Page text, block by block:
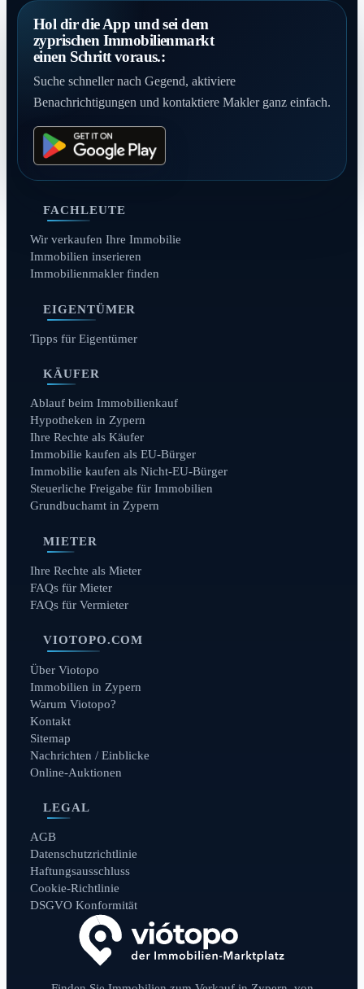
Hol dir die App und sei dem
zyprischen Immobilienmarkt
einen Schritt voraus.:
Suche schneller nach Gegend, aktiviere
Benachrichtigungen und kontaktiere Makler ganz einfach.
FACHLEUTE
Wir verkaufen Ihre Immobilie
Immobilien inserieren
Immobilienmakler finden
EIGENTÜMER
Tipps für Eigentümer
KÄUFER
Ablauf beim Immobilienkauf
Hypotheken in Zypern
Ihre Rechte als Käufer
Immobilie kaufen als EU-Bürger
Immobilie kaufen als Nicht-EU-Bürger
Steuerliche Freigabe für Immobilien
Grundbuchamt in Zypern
MIETER
Ihre Rechte als Mieter
FAQs für Mieter
FAQs für Vermieter
VIOTOPO.COM
Über Viotopo
Immobilien in Zypern
Warum Viotopo?
Kontakt
Sitemap
Nachrichten / Einblicke
Online-Auktionen
LEGAL
AGB
Datenschutzrichtlinie
Haftungsausschluss
Cookie-Richtlinie
DSGVO Konformität